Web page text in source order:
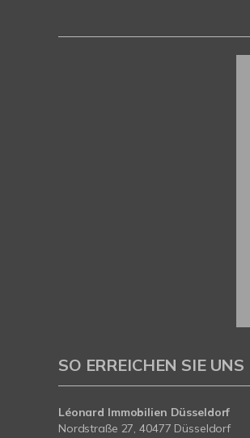
SO ERREICHEN SIE UNS
Léonard Immobilien Düsseldorf
Nordstraße 27, 40477 Düsseldorf